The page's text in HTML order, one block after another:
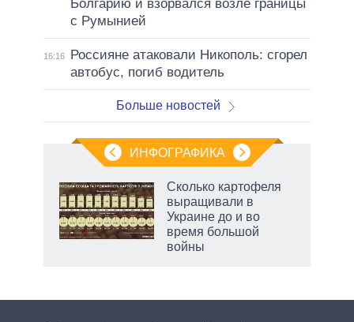
Болгарию и взорвался возле границы
с Румынией
16:16
Россияне атаковали Никополь: сгорел
автобус, погиб водитель
Больше новостей
ИНФОГРАФИКА
Сколько картофеля
выращивали в
Украине до и во
время большой
войны